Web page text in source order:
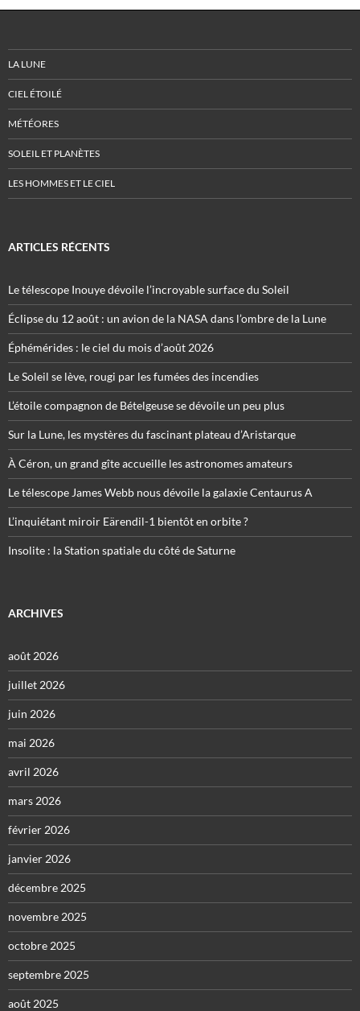
LA LUNE
CIEL ÉTOILÉ
MÉTÉORES
SOLEIL ET PLANÈTES
LES HOMMES ET LE CIEL
ARTICLES RÉCENTS
Le télescope Inouye dévoile l’incroyable surface du Soleil
Éclipse du 12 août : un avion de la NASA dans l’ombre de la Lune
Éphémérides : le ciel du mois d’août 2026
Le Soleil se lève, rougi par les fumées des incendies
L’étoile compagnon de Bételgeuse se dévoile un peu plus
Sur la Lune, les mystères du fascinant plateau d’Aristarque
À Céron, un grand gîte accueille les astronomes amateurs
Le télescope James Webb nous dévoile la galaxie Centaurus A
L’inquiétant miroir Eärendil-1 bientôt en orbite ?
Insolite : la Station spatiale du côté de Saturne
ARCHIVES
août 2026
juillet 2026
juin 2026
mai 2026
avril 2026
mars 2026
février 2026
janvier 2026
décembre 2025
novembre 2025
octobre 2025
septembre 2025
août 2025